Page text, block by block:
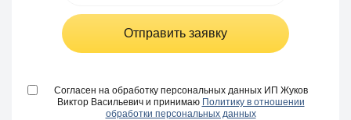
Отправить заявку
Согласен на обработку персональных данных ИП Жуков
Виктор Васильевич и принимаю Политику в отношении
обработки персональных данных